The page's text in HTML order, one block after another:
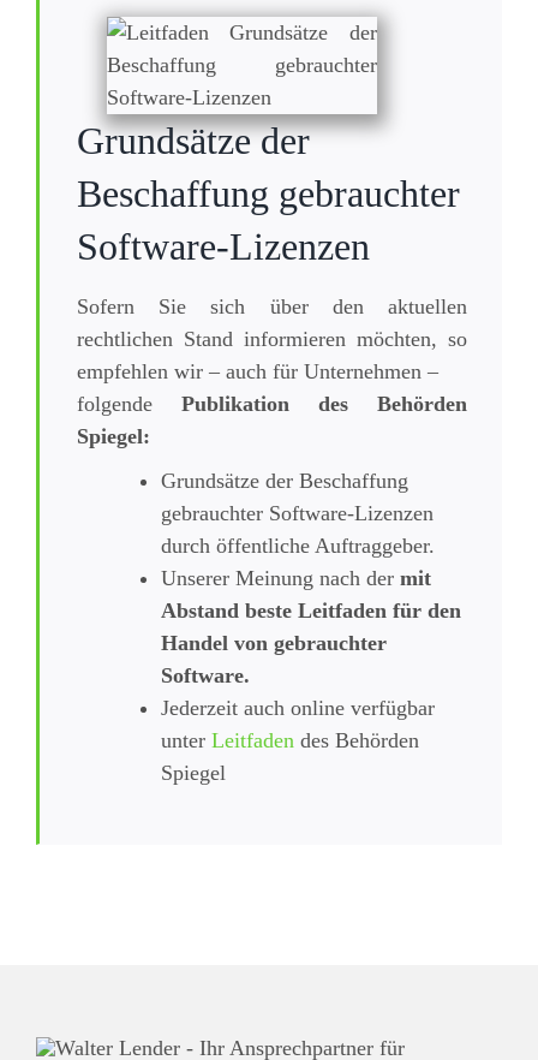
Grundsätze der
Beschaffung gebrauchter
Software-Lizenzen
Sofern Sie sich über den aktuellen
rechtlichen Stand informieren möchten, so
empfehlen wir – auch für Unternehmen –
folgende Publikation des Behörden
Spiegel:
Grundsätze der Beschaffung
gebrauchter Software-Lizenzen
durch öffentliche Auftraggeber.
Unserer Meinung nach der mit
Abstand beste Leitfaden für den
Handel von gebrauchter
Software.
Jederzeit auch online verfügbar
unter Leitfadendes Behörden
Spiegel